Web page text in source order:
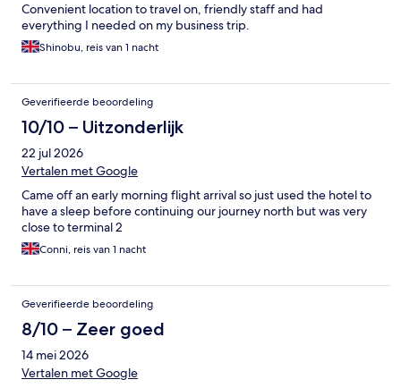
Convenient location to travel on, friendly staff and had
everything I needed on my business trip.
Shinobu, reis van 1 nacht
Geverifieerde beoordeling
10/10 – Uitzonderlijk
22 jul 2026
Vertalen met Google
Came off an early morning flight arrival so just used the hotel to
have a sleep before continuing our journey north but was very
close to terminal 2
Conni, reis van 1 nacht
Geverifieerde beoordeling
8/10 – Zeer goed
14 mei 2026
Vertalen met Google